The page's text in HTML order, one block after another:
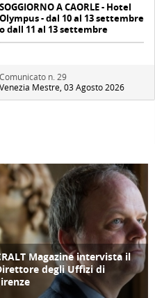
SOGGIORNO A CAORLE - Hotel
Olympus - dal 10 al 13 settembre
o dall 11 al 13 settembre
Comunicato n. 29
Venezia Mestre, 03 Agosto 2026
Magazine intervista il
degli Uffizi di